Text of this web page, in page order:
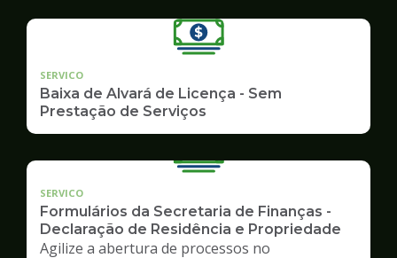
SERVICO
Baixa de Alvará de Licença - Sem
Prestação de Serviços
SERVICO
Formulários da Secretaria de Finanças -
Declaração de Residência e Propriedade
Agilize a abertura de processos no